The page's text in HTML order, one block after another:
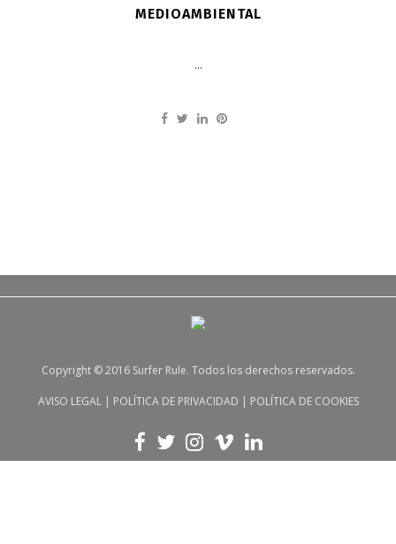
MEDIOAMBIENTAL
...
Copyright © 2016 Surfer Rule. Todos los derechos reservados.
AVISO LEGAL| POLÍTICA DE PRIVACIDAD | POLÍTICA DE COOKIES